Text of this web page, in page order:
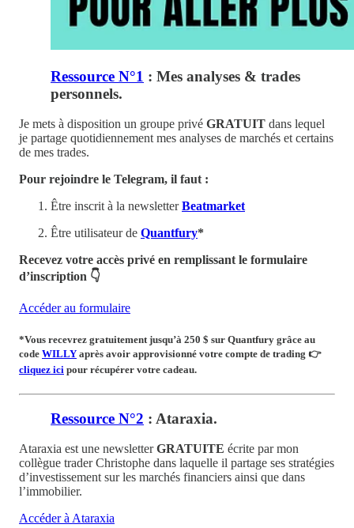
Ressource N°1 : Mes analyses & trades
personnels.
Je mets à disposition un groupe privé GRATUIT dans lequel
je partage quotidiennement mes analyses de marchés et certains
de mes trades.
Pour rejoindre le Telegram, il faut :
Être inscrit à la newsletterBeatmarket
Être utilisateur de Quantfury*
Recevez votre accès privé en remplissant le formulaire
d’inscription 👇
Accéder au formulaire
*Vous recevrez gratuitement jusqu’à 250 $ sur Quantfury grâce au
code WILLY après avoir approvisionné votre compte de trading 👉
cliquez ici pour récupérer votre cadeau.
Ressource N°2 : Ataraxia.
Ataraxia est une newsletterGRATUITE écrite par mon
collègue trader Christophe dans laquelle il partage ses stratégies
d’investissement sur les marchés financiers ainsi que dans
l’immobilier.
Accéder à Ataraxia